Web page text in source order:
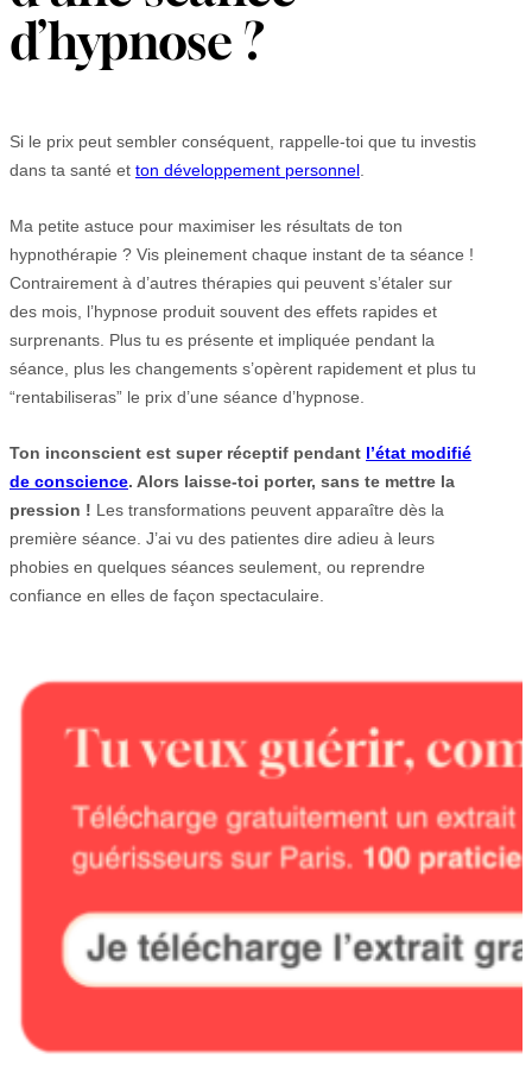
d’hypnose ?
Si le prix peut sembler conséquent, rappelle-toi que tu investis
dans ta santé et ton développement personnel
Ma petite astuce pour maximiser les résultats de ton
hypnothérapie ? Vis pleinement chaque instant de ta séance !
Contrairement à d’autres thérapies qui peuvent s’étaler sur
des mois, l’hypnose produit souvent des effets rapides et
surprenants. Plus tu es présente et impliquée pendant la
séance, plus les changements s’opèrent rapidement et plus tu
“rentabiliseras” le prix d’une séance d’hypnose.
Ton inconscient est super réceptif pendant l’état modifié
de conscience. Alors laisse-toi porter, sans te mettre la
pression ! Les transformations peuvent apparaître dès la
première séance. J’ai vu des patientes dire adieu à leurs
phobies en quelques séances seulement, ou reprendre
confiance en elles de façon spectaculaire.